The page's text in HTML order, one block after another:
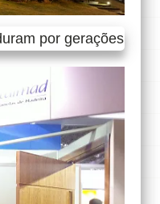
por gerações